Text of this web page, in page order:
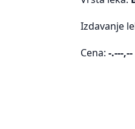
Izdavanje
Cena:-.---,--